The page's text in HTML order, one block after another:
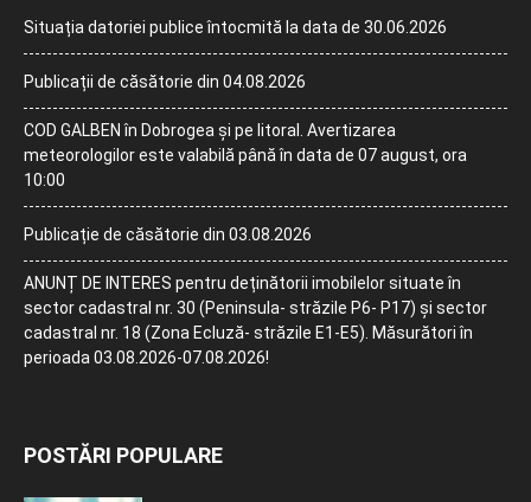
Situația datoriei publice întocmită la data de 30.06.2026
Publicații de căsătorie din 04.08.2026
COD GALBEN în Dobrogea și pe litoral. Avertizarea
meteorologilor este valabilă până în data de 07 august, ora
10:00
Publicație de căsătorie din 03.08.2026
ANUNȚ DE INTERES pentru deținătorii imobilelor situate în
sector cadastral nr. 30 (Peninsula- străzile P6- P17) și sector
cadastral nr. 18 (Zona Ecluză- străzile E1-E5). Măsurători în
perioada 03.08.2026-07.08.2026!
POSTĂRI POPULARE